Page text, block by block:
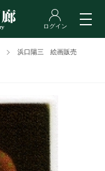
浜口陽三 絵画販売